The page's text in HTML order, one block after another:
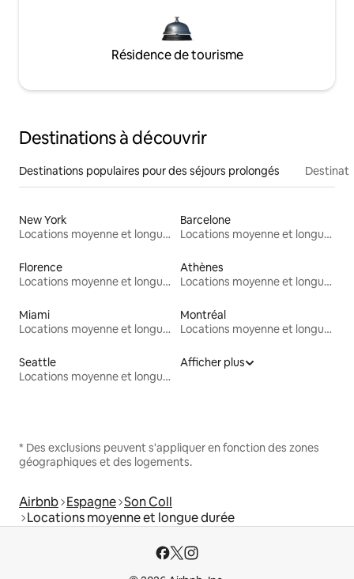
Résidence de tourisme
Destinations à découvrir
Destinations populaires pour des séjours prolongés
New York
Locations moyenne et longue durée
Barcelone
Locations moyenne et longue durée
Florence
Locations moyenne et longue durée
Athènes
Locations moyenne et longue durée
Miami
Locations moyenne et longue durée
Montréal
Locations moyenne et longue durée
Seattle
Locations moyenne et longue durée
Afficher plus
* Des exclusions peuvent s'appliquer en fonction des zones
géographiques et des logements.
Airbnb Espagne Son Coll
Locations moyenne et longue durée